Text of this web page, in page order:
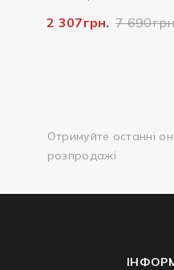
17
Отримуйте останні
розпродажі